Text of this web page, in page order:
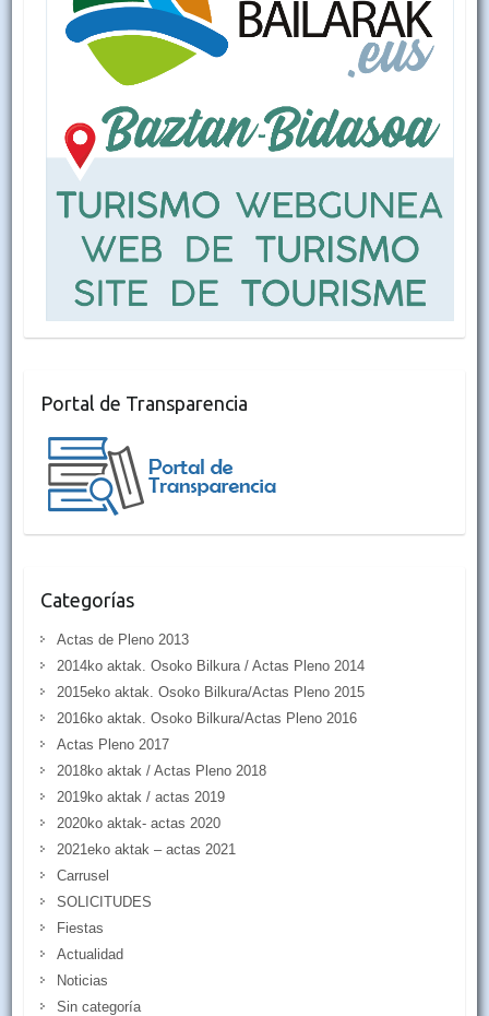
Portal de Transparencia
Categorías
Actas de Pleno 2013
2014ko aktak. Osoko Bilkura / Actas Pleno 2014
2015eko aktak. Osoko Bilkura/Actas Pleno 2015
2016ko aktak. Osoko Bilkura/Actas Pleno 2016
Actas Pleno 2017
2018ko aktak / Actas Pleno 2018
2019ko aktak / actas 2019
2020ko aktak- actas 2020
2021eko aktak – actas 2021
Carrusel
SOLICITUDES
Fiestas
Actualidad
Noticias
Sin categoría